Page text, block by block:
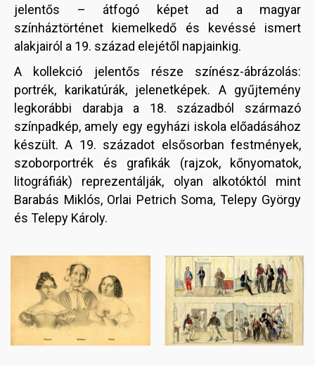
jelentős – átfogó képet ad a magyar
színháztörténet kiemelkedő és kevéssé ismert
alakjairól a 19. század elejétől napjainkig.
A kollekció jelentős része színész-ábrázolás:
portrék, karikatúrák, jelenetképek. A gyűjtemény
legkorábbi darabja a 18. századból származó
színpadkép, amely egy egyházi iskola előadásához
készült. A 19. századot elsősorban festmények,
szoborportrék és grafikák (rajzok, kőnyomatok,
litográfiák) reprezentálják, olyan alkotóktól mint
Barabás Miklós, Orlai Petrich Soma, Telepy György
és Telepy Károly.
Image Image